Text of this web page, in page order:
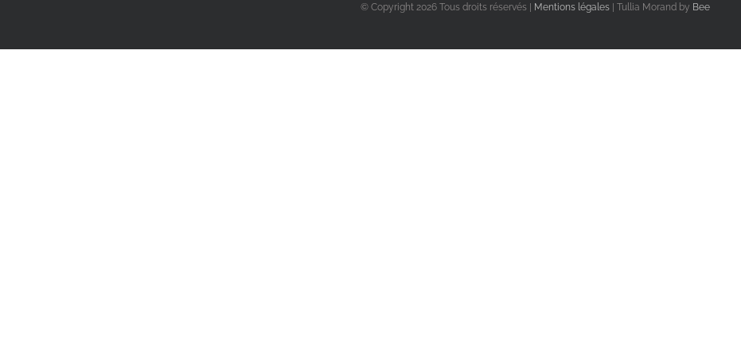
© Copyright 2026 Tous droits réservés | Mentions légales| Tullia Morand by Bee